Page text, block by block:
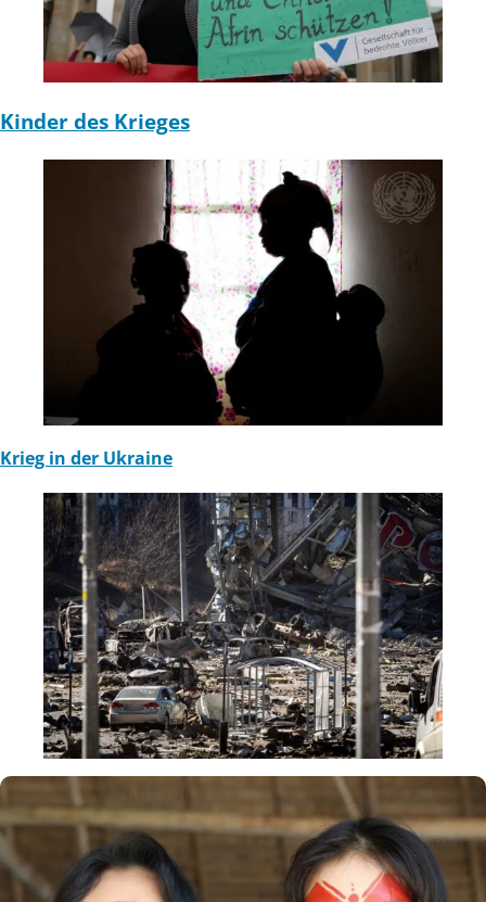
Kinder des Krieges
Krieg in der Ukraine